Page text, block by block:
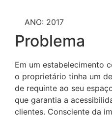
ANO: 2017
Problema
Em um estabelecimento
o proprietário tinha um
de requinte ao seu
que garantia a
clientes. Consciente da